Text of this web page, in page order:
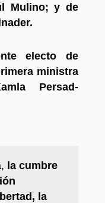
Mulino; y de
electo de
ministra
Persad-
la cumbre
la